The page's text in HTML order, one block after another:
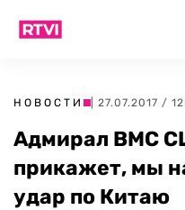
НОВОСТИ | 27.07.2017 /
Адмирал ВМС
прикажет, мы
удар по Китаю